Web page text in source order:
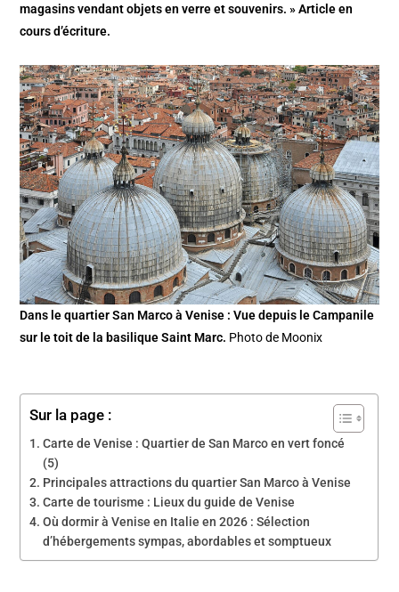
magasins vendant objets en verre et souvenirs. » Article en
cours d’écriture.
Dans le quartier San Marco à Venise : Vue depuis le Campanile
sur le toit de la basilique Saint Marc. Photo de Moonix
Sur la page :
Carte de Venise : Quartier de San Marco en vert foncé
(5)
Principales attractions du quartier San Marco à Venise
Carte de tourisme : Lieux du guide de Venise
Où dormir à Venise en Italie en 2026 : Sélection
d’hébergements sympas, abordables et somptueux